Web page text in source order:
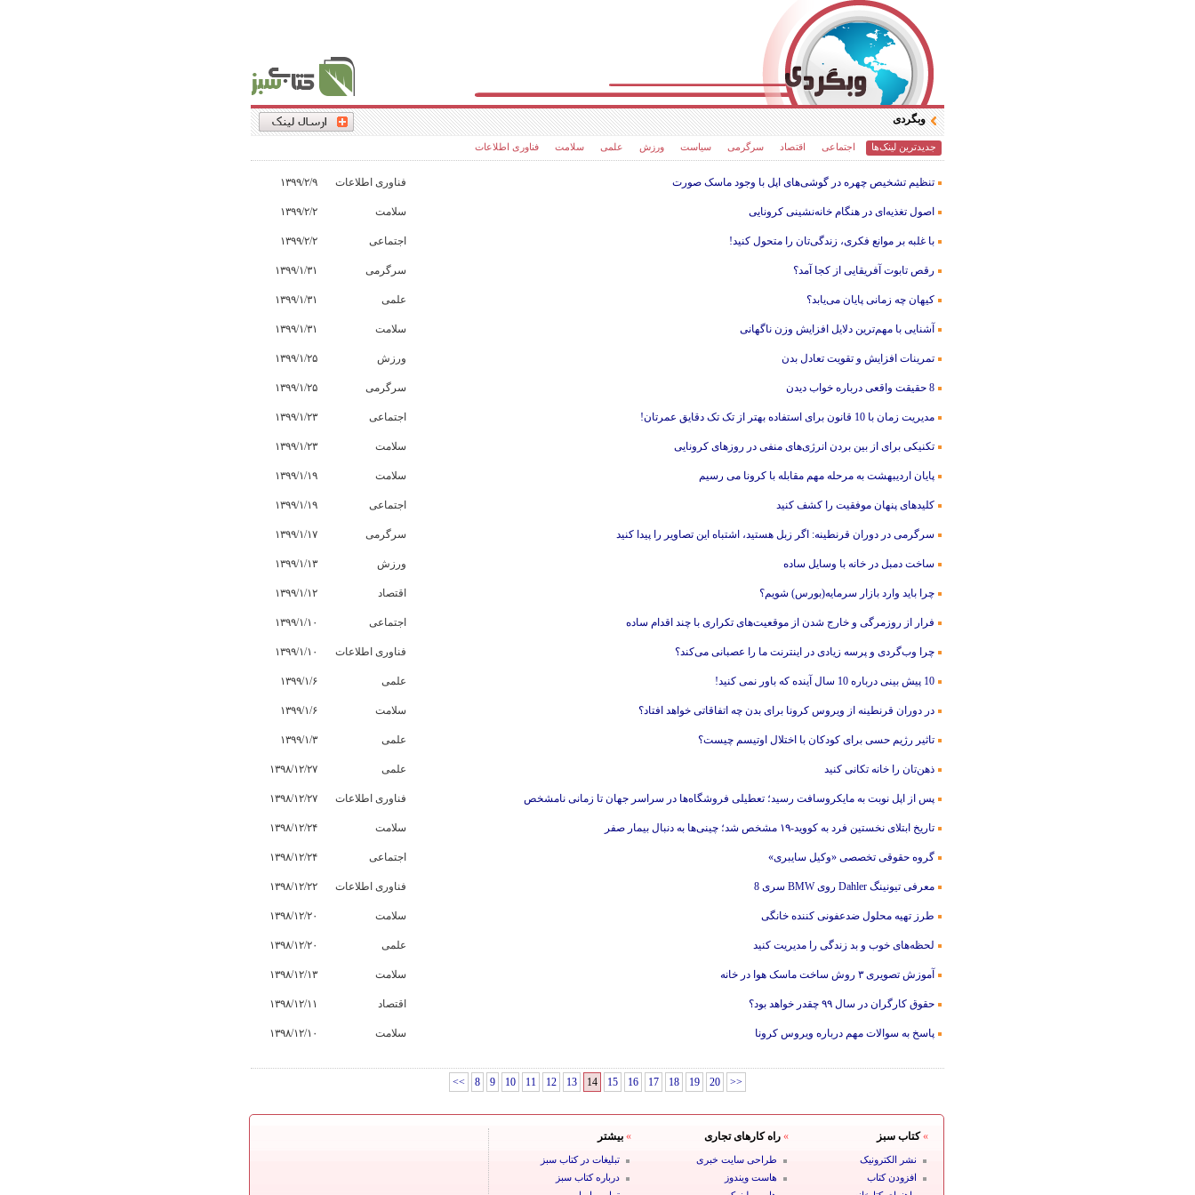
وبگردی
جدیدترین لینک‌ها اجتماعی اقتصاد سرگرمی سیاست ورزش علمی سلامت فناوری اطلاعات
تنظیم تشخیص چهره در گوشی‌های اپل با وجود ماسک صورت ۱۳۹۹/۲/۹ فناوری اطلاعات
اصول تغذیه‌ای در هنگام خانه‌نشینی کرونایی ۱۳۹۹/۲/۲ سلامت
با غلبه بر موانع فکری، زندگی‌تان را متحول کنید! ۱۳۹۹/۲/۲ اجتماعی
رقص تابوت آفریقایی از کجا آمد؟ ۱۳۹۹/۱/۳۱ سرگرمی
کیهان چه زمانی پایان می‌یابد؟ ۱۳۹۹/۱/۳۱ علمی
آشنایی با مهم‌ترین دلایل افزایش وزن ناگهانی ۱۳۹۹/۱/۳۱ سلامت
تمرینات افزایش و تقویت تعادل بدن ۱۳۹۹/۱/۲۵ ورزش
8 حقیقت واقعی درباره خواب دیدن ۱۳۹۹/۱/۲۵ سرگرمی
مدیریت زمان با 10 قانون ‌برای استفاده بهتر از تک تک دقایق عمرتان! ۱۳۹۹/۱/۲۳ اجتماعی
تکنیکی برای از بین بردن انرژى‌هاى منفى در روزهای کرونایی ۱۳۹۹/۱/۲۳ سلامت
پایان اردیبهشت به مرحله مهم مقابله با کرونا می رسیم ۱۳۹۹/۱/۱۹ سلامت
کلیدهای پنهان موفقیت را کشف کنید ۱۳۹۹/۱/۱۹ اجتماعی
سرگرمی در دوران قرنطینه: اگر زبل هستید، اشتباه این تصاویر را پیدا کنید ۱۳۹۹/۱/۱۷ سرگرمی
ساخت دمبل در خانه با وسایل ساده ۱۳۹۹/۱/۱۳ ورزش
چرا باید وارد بازار سرمایه(بورس) شویم؟ ۱۳۹۹/۱/۱۲ اقتصاد
فرار از روزمرگی و خارج شدن از موقعیت‌های تکراری با چند اقدام ساده ۱۳۹۹/۱/۱۰ اجتماعی
چرا وب‌گردی و پرسه زیادی در اینترنت ما را عصبانی می‌کند؟ ۱۳۹۹/۱/۱۰ فناوری اطلاعات
10 پیش بینی درباره 10 سال آینده که باور نمی کنید! ۱۳۹۹/۱/۶ علمی
در دوران قرنطینه از ویروس کرونا برای بدن چه اتفاقاتی خواهد افتاد؟ ۱۳۹۹/۱/۶ سلامت
تاثیر رژیم حسی برای کودکان با اختلال اوتیسم چیست؟ ۱۳۹۹/۱/۳ علمی
ذهن‌تان را خانه تکانی کنید ۱۳۹۸/۱۲/۲۷ علمی
پس از اپل نوبت به مایکروسافت رسید؛ تعطیلی فروشگاه‌ها در سراسر جهان تا زمانی نامشخص ۱۳۹۸/۱۲/۲۷ فناوری اطلاعات
تاریخ ابتلای نخستین فرد به کووید-۱۹ مشخص شد؛ چینی‌ها به دنبال بیمار صفر ۱۳۹۸/۱۲/۲۴ سلامت
گروه حقوقی تخصصی «وکیل سایبری» ۱۳۹۸/۱۲/۲۴ اجتماعی
معرفی تیونینگ Dahler روی BMW سری 8 ۱۳۹۸/۱۲/۲۲ فناوری اطلاعات
طرز تهیه محلول ضدعفونی کننده خانگی ۱۳۹۸/۱۲/۲۰ سلامت
لحظه‌های خوب و بد زندگی را مدیریت کنید ۱۳۹۸/۱۲/۲۰ علمی
آموزش تصویری ۳ روش ساخت ماسک هوا در خانه ۱۳۹۸/۱۲/۱۳ سلامت
حقوق کارگران در سال ۹۹ چقدر خواهد بود؟ ۱۳۹۸/۱۲/۱۱ اقتصاد
پاسخ به سوالات مهم درباره ویروس کرونا ۱۳۹۸/۱۲/۱۰ سلامت
<< 8 9 10 11 12 13 14 15 16 17 18 19 20 >>
»کتاب سبز
نشر الکترونیک
افزودن کتاب
» راه کارهای تجاری
طراحی سایت خبری
هاست ویندوز
» بیشتر
تبلیغات در کتاب سبز
درباره کتاب سبز